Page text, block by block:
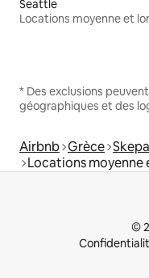
Seattle
* Des exclusions
géographiques et des
Airbnb Grèce
Locations moyenne
©